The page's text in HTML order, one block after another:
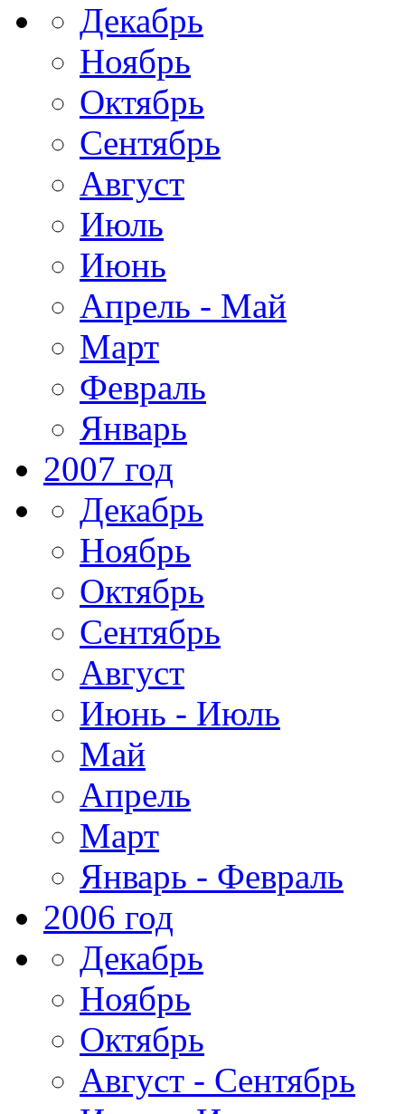
Декабрь
Ноябрь
Октябрь
Сентябрь
Август
Июль
Июнь
Апрель - Май
Март
Февраль
Январь
2007 год
Декабрь
Ноябрь
Октябрь
Сентябрь
Август
Июнь - Июль
Май
Апрель
Март
Январь - Февраль
2006 год
Декабрь
Ноябрь
Октябрь
Август - Сентябрь